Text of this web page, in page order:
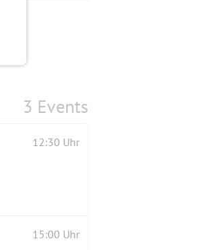
3 Events
12:30 Uhr
15:00 Uhr